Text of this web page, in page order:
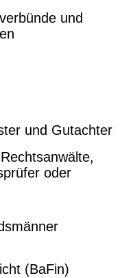
und
und Gutachter
oder
(BaFin)